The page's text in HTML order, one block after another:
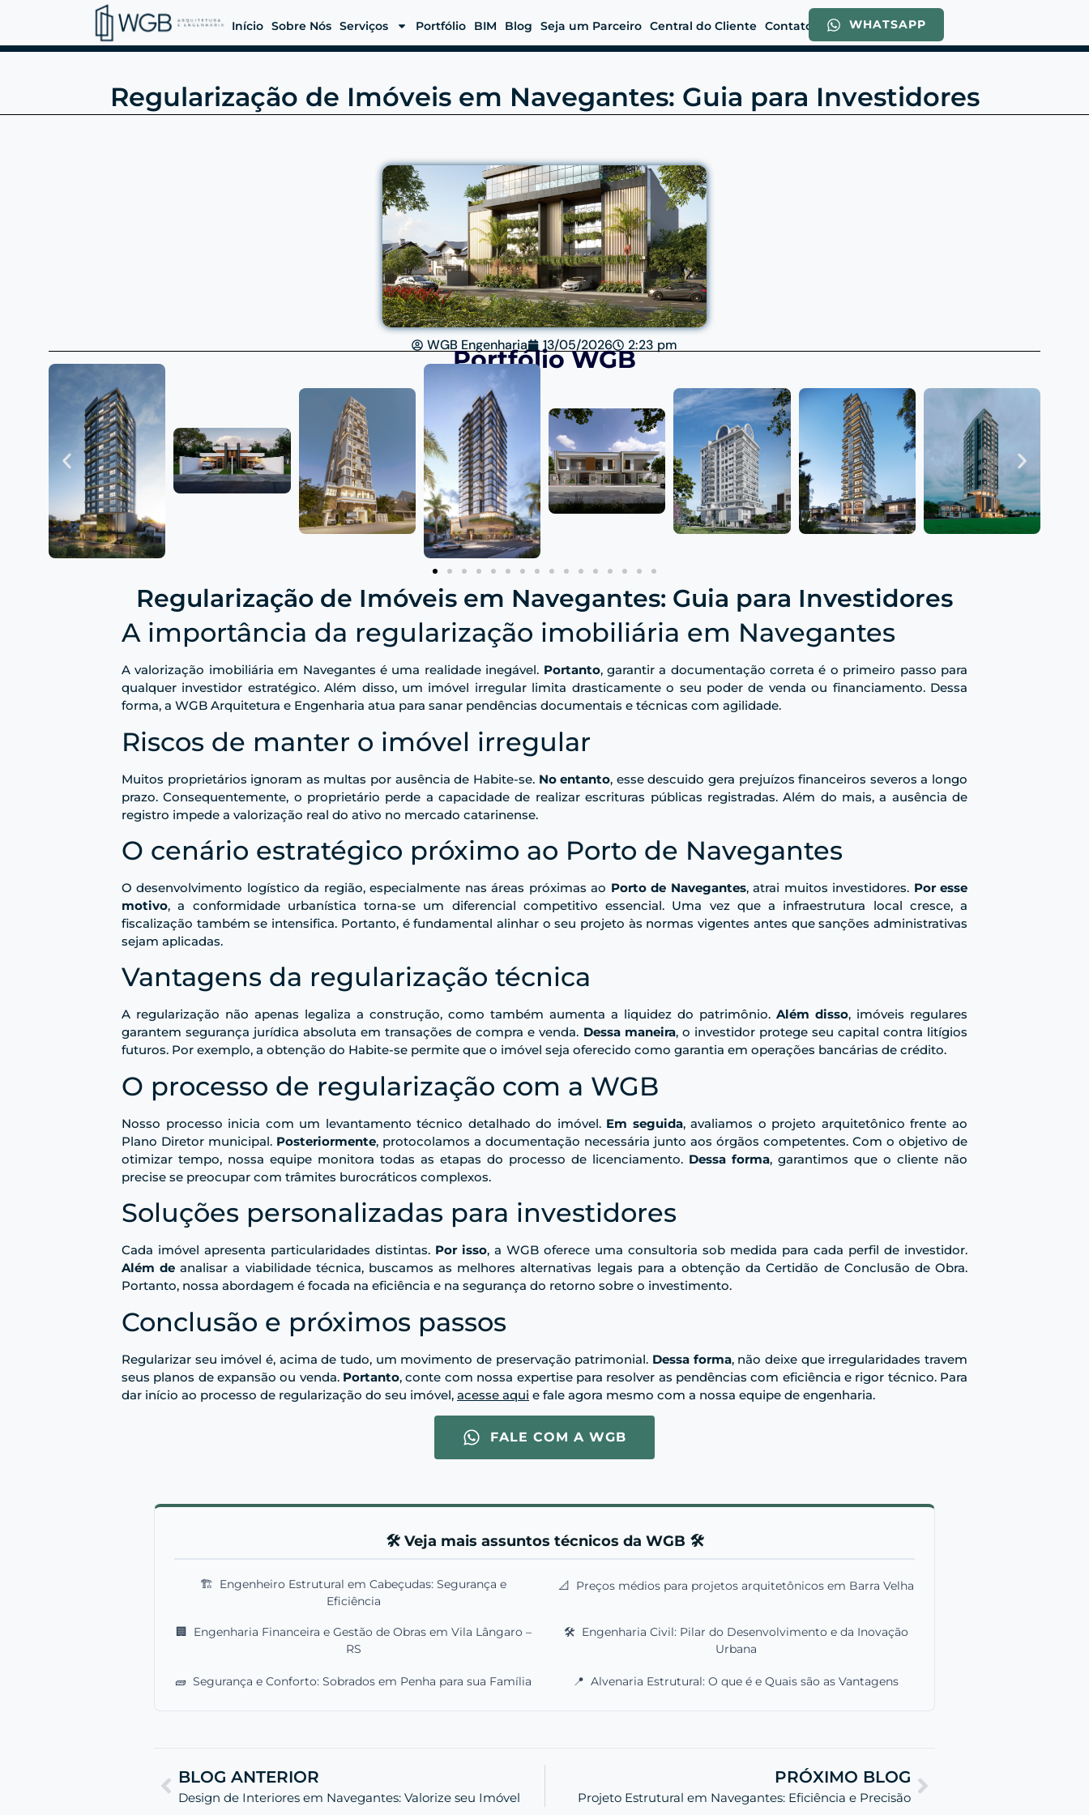
Início Sobre Nós Serviços Portfólio BIM Blog Seja um Parceiro Central do Cliente Contato WHATSAPP
Regularização de Imóveis em Navegantes: Guia para Investidores
WGB Engenharia 13/05/2026 2:23 pm
Portfólio WGB
Regularização de Imóveis em Navegantes: Guia para Investidores
A importância da regularização imobiliária em Navegantes
A valorização imobiliária em Navegantes é uma realidade inegável. Portanto, garantir a documentação correta é o primeiro passo para
qualquer investidor estratégico. Além disso, um imóvel irregular limita drasticamente o seu poder de venda ou financiamento. Dessa
forma, a WGB Arquitetura e Engenharia atua para sanar pendências documentais e técnicas com agilidade.
Riscos de manter o imóvel irregular
Muitos proprietários ignoram as multas por ausência de Habite-se. No entanto, esse descuido gera prejuízos financeiros severos a longo
prazo. Consequentemente, o proprietário perde a capacidade de realizar escrituras públicas registradas. Além do mais, a ausência de
registro impede a valorização real do ativo no mercado catarinense.
O cenário estratégico próximo ao Porto de Navegantes
O desenvolvimento logístico da região, especialmente nas áreas próximas ao Porto de Navegantes, atrai muitos investidores. Por esse
motivo, a conformidade urbanística torna-se um diferencial competitivo essencial. Uma vez que a infraestrutura local cresce, a
fiscalização também se intensifica. Portanto, é fundamental alinhar o seu projeto às normas vigentes antes que sanções administrativas
sejam aplicadas.
Vantagens da regularização técnica
A regularização não apenas legaliza a construção, como também aumenta a liquidez do patrimônio. Além disso, imóveis regulares
garantem segurança jurídica absoluta em transações de compra e venda. Dessa maneira, o investidor protege seu capital contra litígios
futuros. Por exemplo, a obtenção do Habite-se permite que o imóvel seja oferecido como garantia em operações bancárias de crédito.
O processo de regularização com a WGB
Nosso processo inicia com um levantamento técnico detalhado do imóvel. Em seguida, avaliamos o projeto arquitetônico frente ao
Plano Diretor municipal. Posteriormente, protocolamos a documentação necessária junto aos órgãos competentes. Com o objetivo de
otimizar tempo, nossa equipe monitora todas as etapas do processo de licenciamento. Dessa forma, garantimos que o cliente não
precise se preocupar com trâmites burocráticos complexos.
Soluções personalizadas para investidores
Cada imóvel apresenta particularidades distintas. Por isso, a WGB oferece uma consultoria sob medida para cada perfil de investidor.
Além de analisar a viabilidade técnica, buscamos as melhores alternativas legais para a obtenção da Certidão de Conclusão de Obra.
Portanto, nossa abordagem é focada na eficiência e na segurança do retorno sobre o investimento.
Conclusão e próximos passos
Regularizar seu imóvel é, acima de tudo, um movimento de preservação patrimonial. Dessa forma, não deixe que irregularidades travem
seus planos de expansão ou venda. Portanto, conte com nossa expertise para resolver as pendências com eficiência e rigor técnico. Para
dar início ao processo de regularização do seu imóvel, acesse aqui e fale agora mesmo com a nossa equipe de engenharia.
FALE COM A WGB
🛠️ Veja mais assuntos técnicos da WGB 🛠️
🏗️ Engenheiro Estrutural em Cabeçudas: Segurança e
Eficiência
📐 Preços médios para projetos arquitetônicos em Barra Velha
🏢 Engenharia Financeira e Gestão de Obras em Vila Lângaro –
RS
🛠️ Engenharia Civil: Pilar do Desenvolvimento e da Inovação
Urbana
🧱 Segurança e Conforto: Sobrados em Penha para sua Família 📍 Alvenaria Estrutural: O que é e Quais são as Vantagens
BLOG ANTERIOR
Design de Interiores em Navegantes: Valorize seu Imóvel
PRÓXIMO BLOG
Projeto Estrutural em Navegantes: Eficiência e Precisão